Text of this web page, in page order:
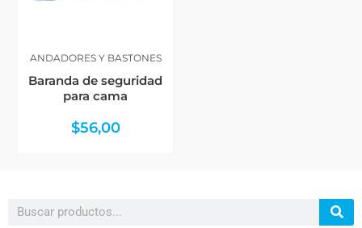
Search
ANDADORES Y BASTONES
Baranda de seguridad
para cama
$56,00